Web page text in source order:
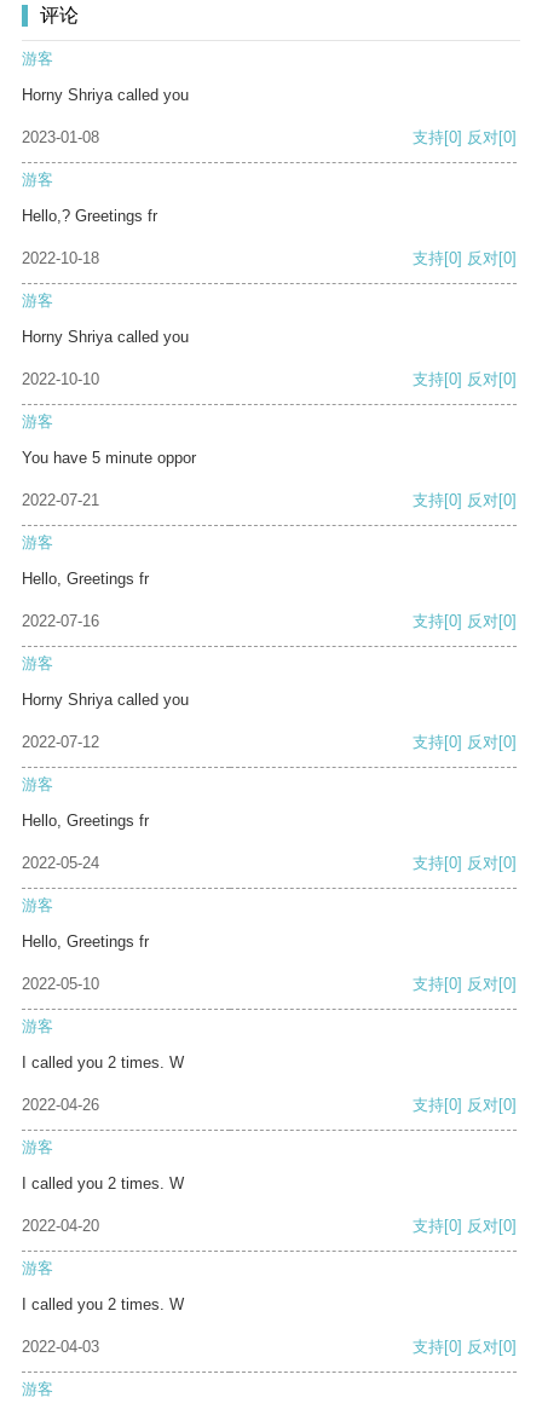
评论
游客
Horny Shriya called you
2023-01-08 支持[0] 反对[0]
游客
Hello,? Greetings fr
2022-10-18 支持[0] 反对[0]
游客
Horny Shriya called you
2022-10-10 支持[0] 反对[0]
游客
You have 5 minute oppor
2022-07-21 支持[0] 反对[0]
游客
Hello, Greetings fr
2022-07-16 支持[0] 反对[0]
游客
Horny Shriya called you
2022-07-12 支持[0] 反对[0]
游客
Hello, Greetings fr
2022-05-24 支持[0] 反对[0]
游客
Hello, Greetings fr
2022-05-10 支持[0] 反对[0]
游客
I called you 2 times. W
2022-04-26 支持[0] 反对[0]
游客
I called you 2 times. W
2022-04-20 支持[0] 反对[0]
游客
I called you 2 times. W
2022-04-03 支持[0] 反对[0]
游客